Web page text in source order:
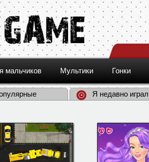
мальчиков Мультики Гонки
Я недавно играл